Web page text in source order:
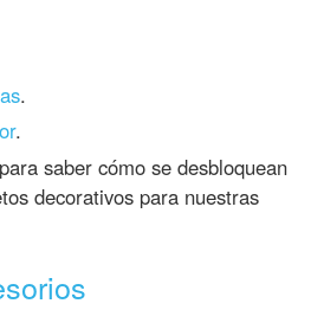
.
.
saber cómo se desbloquean
decorativos para nuestras